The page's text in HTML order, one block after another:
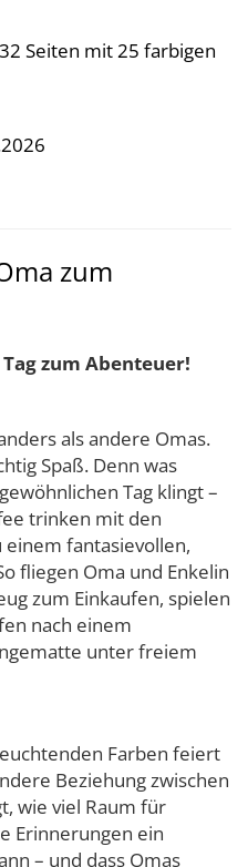
Seiten mit 25 farbigen
zum
zum Abenteuer!
als andere Omas.
Spaß. Denn was
Tag klingt –
trinken mit den
einem fantasievollen,
fliegen Oma und Enkelin
zum Einkaufen, spielen
nach einem
unter freiem
Farben feiert
Beziehung zwischen
wie viel Raum für
Erinnerungen ein
– und dass Omas